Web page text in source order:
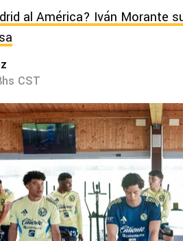
al América? Iván Morante
CST